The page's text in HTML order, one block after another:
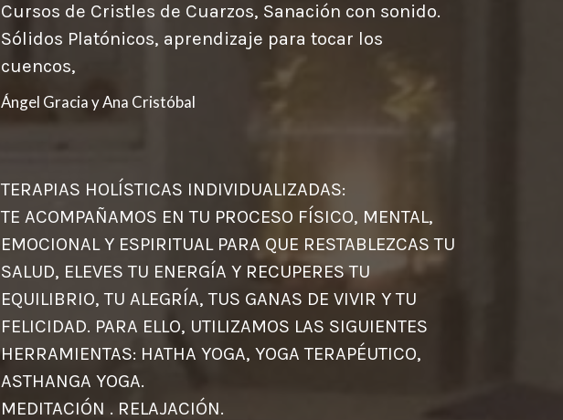
Cursos de Cristles de Cuarzos, Sanación con sonido.
Sólidos Platónicos, aprendizaje para tocar los
cuencos,
Ángel Gracia y Ana Cristóbal
TERAPIAS HOLÍSTICAS INDIVIDUALIZADAS:
TE ACOMPAÑAMOS EN TU PROCESO FÍSICO, MENTAL,
EMOCIONAL Y ESPIRITUAL PARA QUE RESTABLEZCAS TU
SALUD, ELEVES TU ENERGÍA Y RECUPERES TU
EQUILIBRIO, TU ALEGRÍA, TUS GANAS DE VIVIR Y TU
FELICIDAD. PARA ELLO, UTILIZAMOS LAS SIGUIENTES
HERRAMIENTAS: HATHA YOGA, YOGA TERAPÉUTICO,
ASTHANGA YOGA.
MEDITACIÓN . RELAJACIÓN.